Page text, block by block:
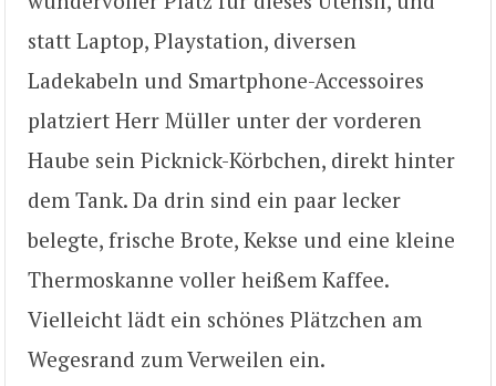
statt Laptop, Playstation, diversen
Ladekabeln und Smartphone-Accessoires
platziert Herr Müller unter der vorderen
Haube sein Picknick-Körbchen, direkt hinter
dem Tank. Da drin sind ein paar lecker
belegte, frische Brote, Kekse und eine kleine
Thermoskanne voller heißem Kaffee.
Vielleicht lädt ein schönes Plätzchen am
Wegesrand zum Verweilen ein.